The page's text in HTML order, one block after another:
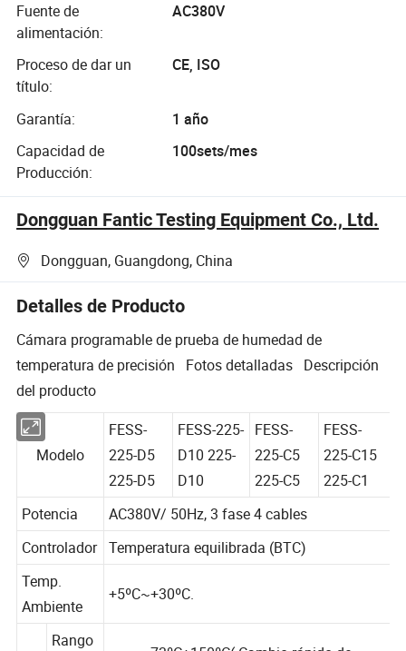
Fuente de
alimentación:
AC380V
Proceso de dar un
título:
CE, ISO
Garantía:
1 año
Capacidad de
Producción:
100sets/mes
Dongguan Fantic Testing Equipment Co., Ltd.
Dongguan, Guangdong, China
Detalles de Producto
Cámara programable de prueba de humedad de
temperatura de precisión Fotos detalladas Descripción
del producto
FESS-
225-D5
225-D5
FESS-225-
D10 225-
D10
FESS-
225-C5
225-C5
FESS-
225-C15
225-C1
Potencia
AC380V/ 50Hz, 3 fase 4 cables
Controlador Temperatura equilibrada (BTC)
Temp.
Ambiente